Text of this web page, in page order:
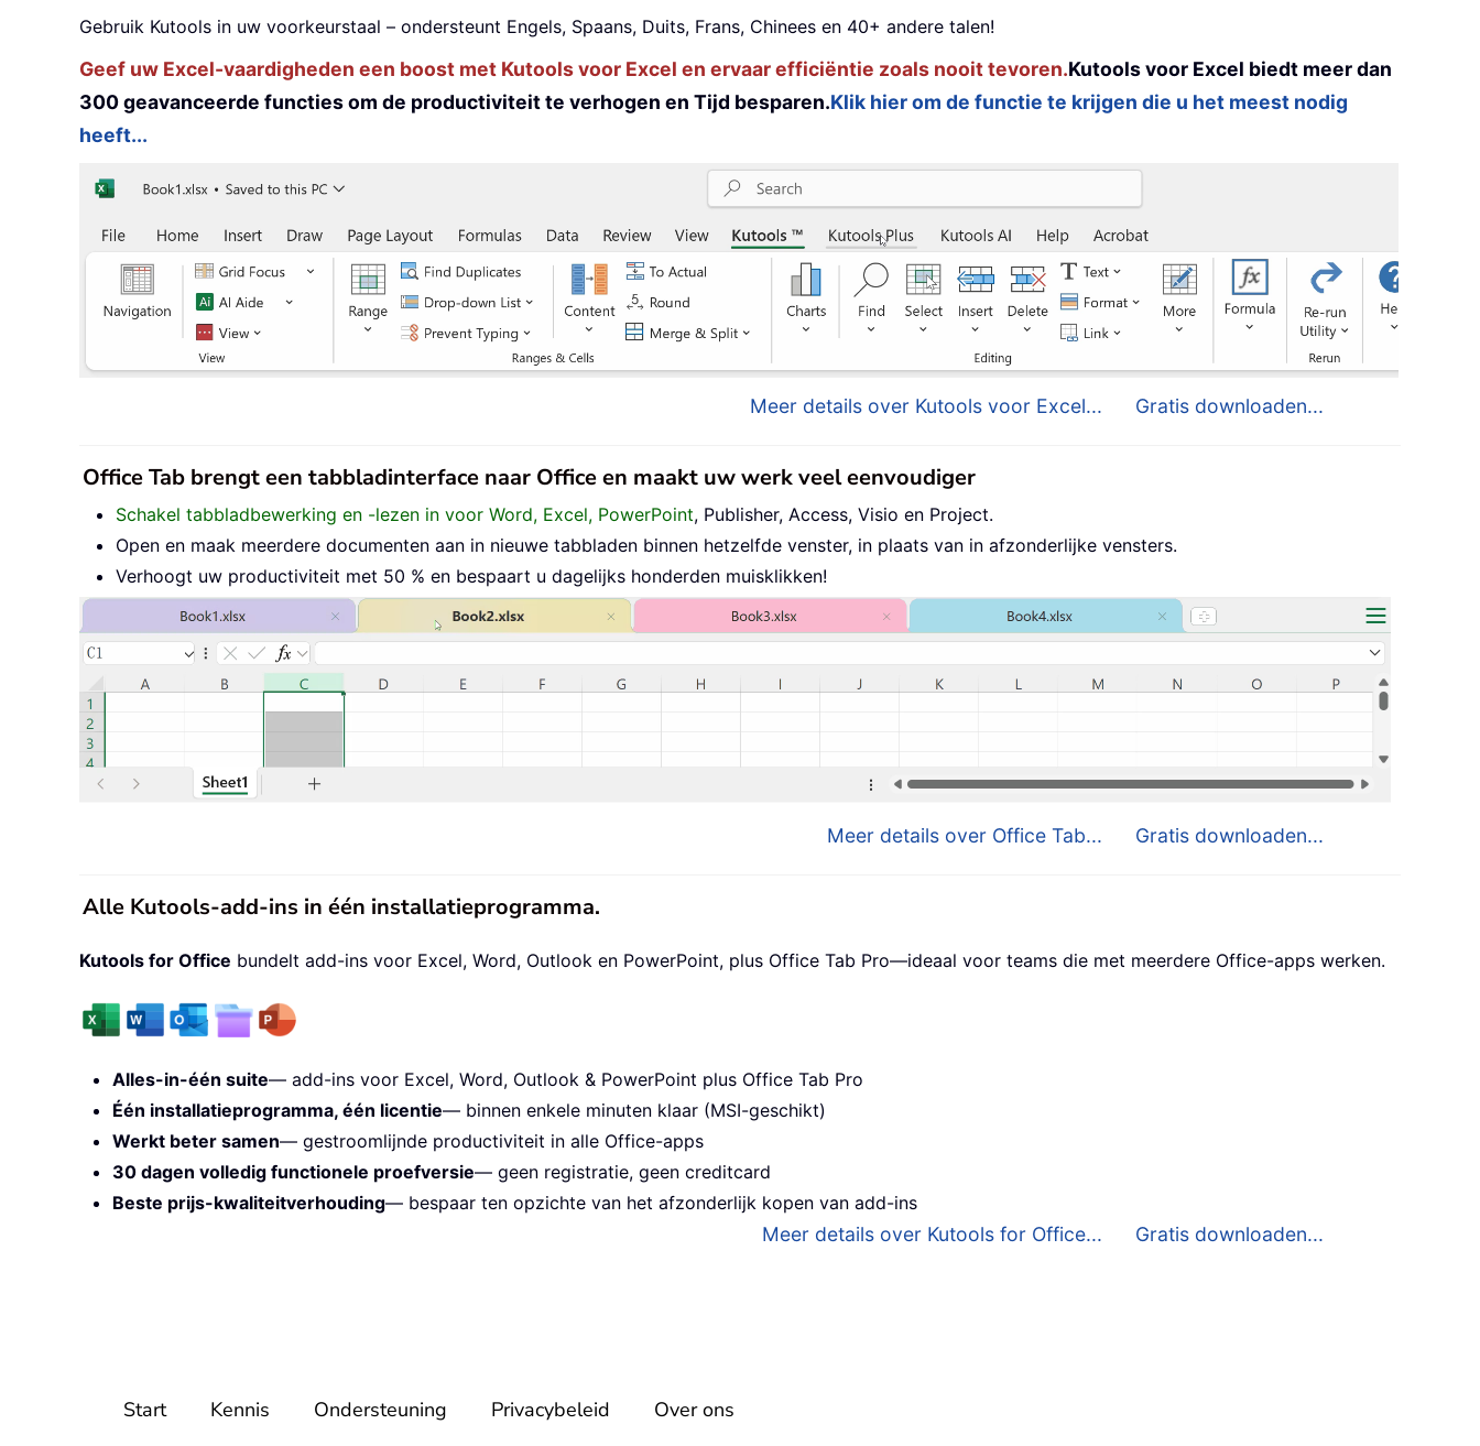
Gebruik Kutools in uw voorkeurstaal – ondersteunt Engels, Spaans, Duits, Frans, Chinees en 40+ andere talen!
Geef uw Excel-vaardigheden een boost met Kutools voor Excel en ervaar efficiëntie zoals nooit tevoren.Kutools voor Excel biedt meer dan
300 geavanceerde functies om de productiviteit te verhogen en Tijd besparen.Klik hier om de functie te krijgen die u het meest nodig
heeft...
Meer details over Kutools voor Excel... Gratis downloaden...
Office Tab brengt een tabbladinterface naar Office en maakt uw werk veel eenvoudiger
Schakel tabbladbewerking en -lezen in voor Word, Excel, PowerPoint, Publisher, Access, Visio en Project.
Open en maak meerdere documenten aan in nieuwe tabbladen binnen hetzelfde venster, in plaats van in afzonderlijke vensters.
Verhoogt uw productiviteit met 50 % en bespaart u dagelijks honderden muisklikken!
Meer details over Office Tab... Gratis downloaden...
Alle Kutools-add-ins in één installatieprogramma.
Kutools for Office bundelt add-ins voor Excel, Word, Outlook en PowerPoint, plus Office Tab Pro—ideaal voor teams die met meerdere Office-apps werken.
Alles-in-één suite— add-ins voor Excel, Word, Outlook & PowerPoint plus Office Tab Pro
Één installatieprogramma, één licentie— binnen enkele minuten klaar (MSI-geschikt)
Werkt beter samen— gestroomlijnde productiviteit in alle Office-apps
30 dagen volledig functionele proefversie— geen registratie, geen creditcard
Beste prijs-kwaliteitverhouding— bespaar ten opzichte van het afzonderlijk kopen van add-ins
Meer details over Kutools for Office... Gratis downloaden...
Start Kennis Ondersteuning Privacybeleid Over ons